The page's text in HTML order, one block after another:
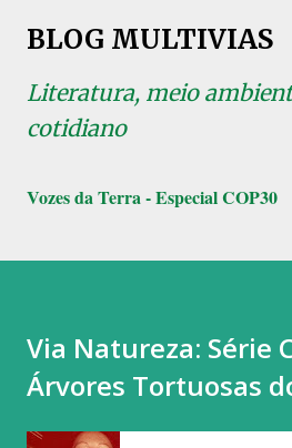
Pular para o conteúdo
BLOG MULTIVIAS
Literatura, meio
cotidiano
Vozes da Terra - Especial COP30
Via Natureza: Série
Árvores Tortuosas